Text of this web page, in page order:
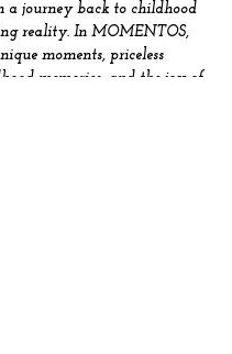
a journey back to childhood
reality. In MOMENTOS,
moments, priceless
memories, and the joy of